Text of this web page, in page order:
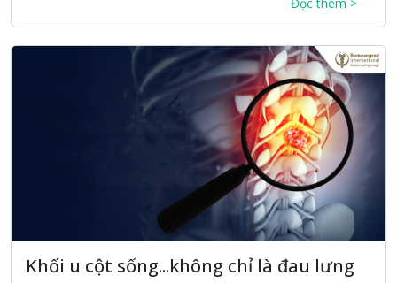
Khối u cột sống...không chỉ là đau lưng